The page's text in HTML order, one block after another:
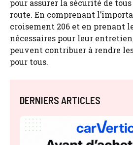
pour assurer la sécurité de
route. En comprenant
croisement 206 et en prenant
nécessaires pour leur
peuvent contribuer à rendre
pour tous.
DERNIERS ARTICLES